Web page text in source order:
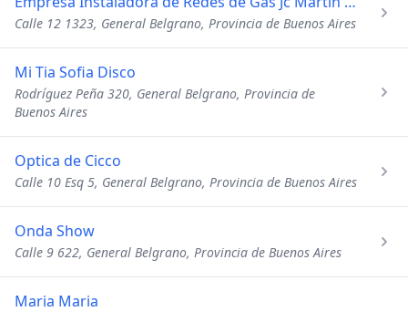
Calle 12 1323, General Belgrano, Provincia de Buenos Aires
Mi Tia Sofia Disco
Rodríguez Peña 320, General Belgrano, Provincia de
Buenos Aires
Optica de Cicco
Calle 10 Esq 5, General Belgrano, Provincia de Buenos Aires
Onda Show
Calle 9 622, General Belgrano, Provincia de Buenos Aires
Maria Maria